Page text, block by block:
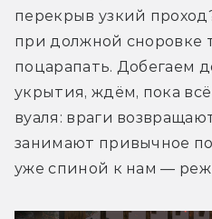
перекрыв узкий
при должной сноровке
поцарапать. Добегаем
укрытия, ждём, пока
вуаля: враги
занимают привычное
уже спиной к нам —